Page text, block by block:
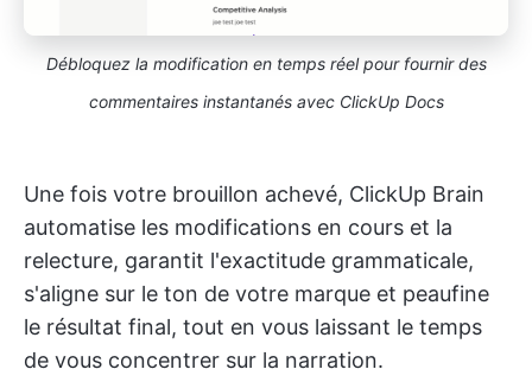
Débloquez la modification en temps réel pour fournir des
commentaires instantanés avec ClickUp Docs
Une fois votre brouillon achevé, ClickUp Brain
automatise les modifications en cours et la
relecture, garantit l'exactitude grammaticale,
s'aligne sur le ton de votre marque et peaufine
le résultat final, tout en vous laissant le temps
de vous concentrer sur la narration.